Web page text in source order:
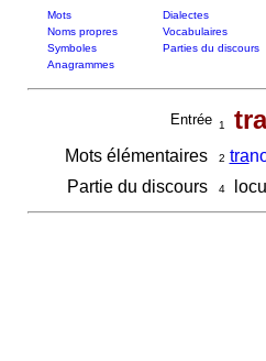
Mots Dialectes
Noms propres
Vocabulaires
Symboles
Parties du discours
Anagrammes
Entrée 1
Mots élémentaires 2 tra
Partie du discours
4